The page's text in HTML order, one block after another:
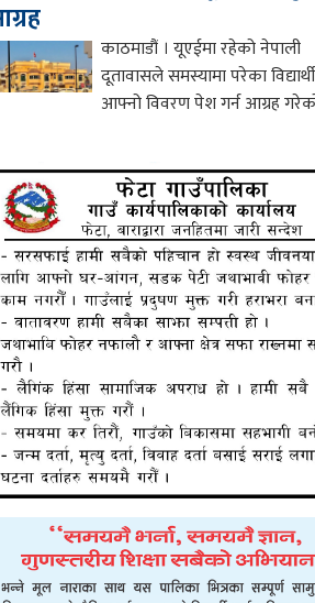
काठमाडौं । यूएईमा रहेको नेपाली
दूतावासले समस्यामा परेका
आफ्नो विवरण पेश गर्न आग्रह